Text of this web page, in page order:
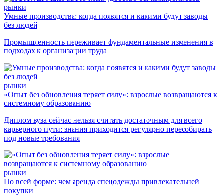
рынки
Умные производства: когда появятся и какими будут заводы
без людей
Промышленность переживает фундаментальные изменения в
подходах к организации труда
рынки
«Опыт без обновления теряет силу»: взрослые возвращаются к
системному образованию
Диплом вуза сейчас нельзя считать достаточным для всего
карьерного пути: знания приходится регулярно пересобирать
под новые требования
рынки
По всей форме: чем аренда спецодежды привлекательней
покупки